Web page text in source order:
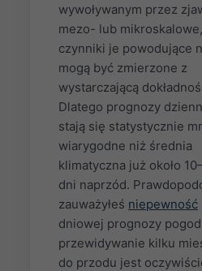
wywoływanym przez
mezo- lub
czynniki je powodujące
mogą być zmierzone z
wystarczającą
Dlatego prognozy
stają się statystycznie
wiarygodne niż średnia
klimatyczna już około
dni naprzód.
zauważyłeś niepewność
dniowej prognozy
przewidywanie kilku
do przodu jest